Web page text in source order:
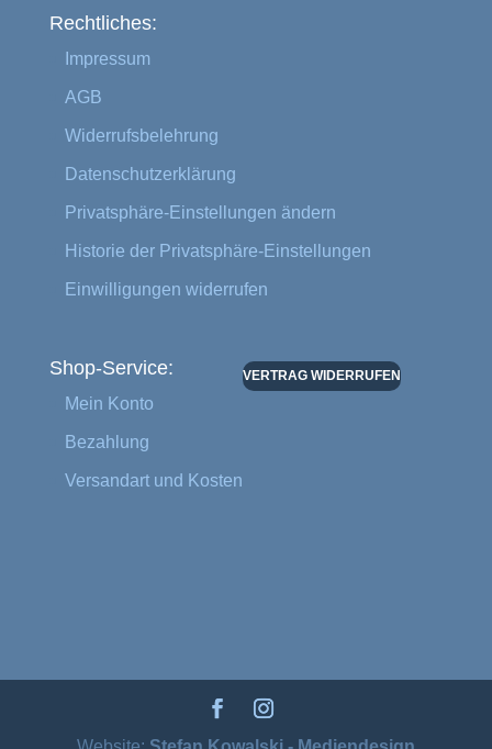
Rechtliches:
Impressum
AGB
Widerrufsbelehrung
Datenschutzerklärung
Privatsphäre-Einstellungen ändern
Historie der Privatsphäre-Einstellungen
Einwilligungen widerrufen
Shop-Service:
Mein Konto
Bezahlung
Versandart und Kosten
VERTRAG WIDERRUFEN